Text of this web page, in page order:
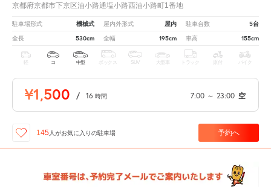
京都府京都市下京区油小路通塩小路西油小路町1番地
駐車場形式 機械式 屋内外形式 屋内 駐車台数 5台
全長 530cm 全幅 195cm 車高 155cm
軽 コ 中型 ボックス SUV 大型車 トラック 原付 バイク
¥1,500 / 16 時間 7:00 ～ 23:00 空
145人がお気に入りの駐車場 予約へ